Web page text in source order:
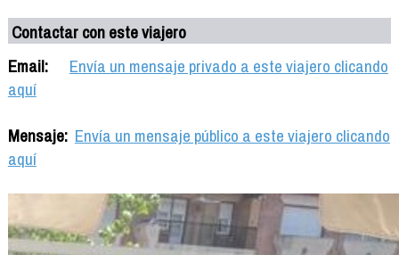
Contactar con este viajero
Email:
Envía un mensaje privado a este viajero clicando
aquí
Mensaje: Envía un mensaje público a este viajero clicando
aquí